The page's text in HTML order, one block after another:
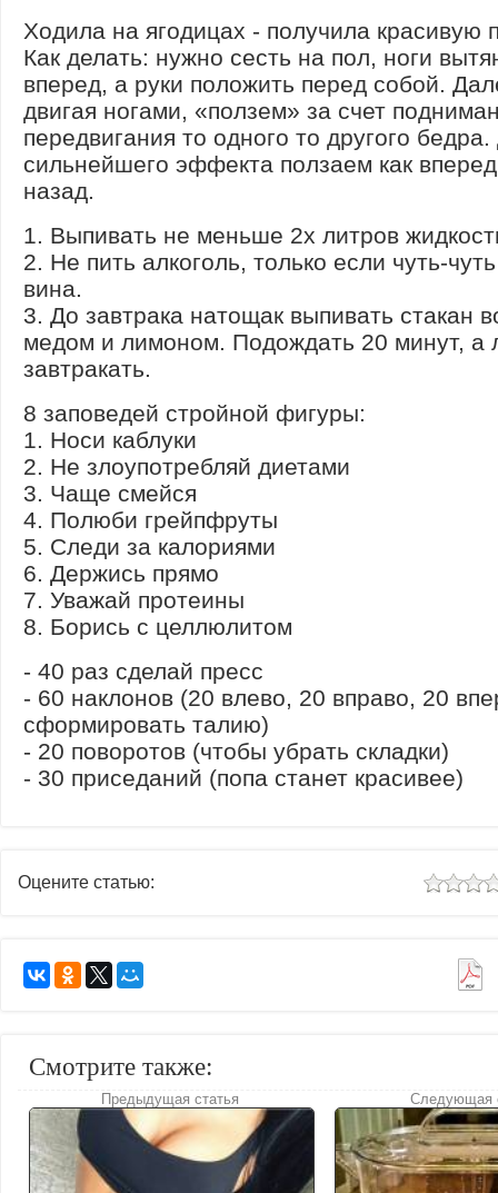
Ходила на ягодицах - получила красивую
Как делать: нужно сесть на пол, ноги
вперед, а руки положить перед собой.
двигая ногами, «ползем» за счет
передвигания то одного то другого
сильнейшего эффекта ползаем как
назад.
1. Выпивать не меньше 2х литров
2. Не пить алкоголь, только если чуть-
вина.
3. До завтрака натощак выпивать стакан
медом и лимоном. Подождать 20 минут, а
завтракать.
8 заповедей стройной фигуры:
1. Носи каблуки
2. Не злоупотребляй диетами
3. Чаще смейся
4. Полюби грейпфруты
5. Следи за калориями
6. Держись прямо
7. Уважай протеины
8. Борись с целлюлитом
- 40 раз сделай пресс
- 60 наклонов (20 влево, 20 вправо, 20
сформировать талию)
- 20 поворотов (чтобы убрать складки)
- 30 приседаний (попа станет красивее)
Оцените статью:
Смотрите также:
Предыдущая статья Следующая